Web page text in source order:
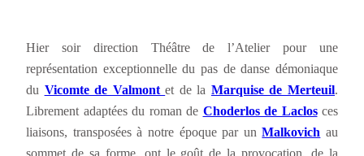
Hier soir direction Théâtre de l’Atelier pour une
représentation exceptionnelle du pas de danse démoniaque
du Vicomte de Valmontet de la Marquise de Merteuil.
Librement adaptées du roman de Choderlos de Laclosces
liaisons, transposées à notre époque par unMalkovich au